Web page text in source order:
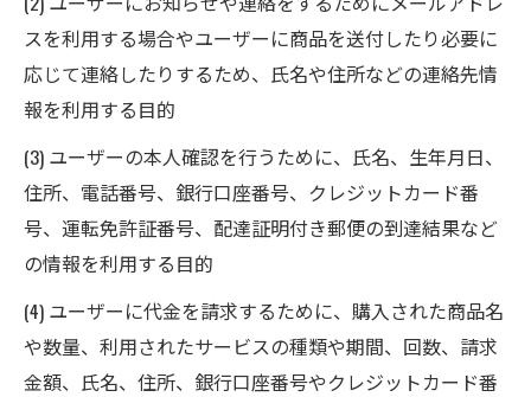
スを利用する場合やユーザーに商品を送付したり必要に
応じて連絡したりするため、氏名や住所などの連絡先情
報を利用する目的
(3) ユーザーの本人確認を行うために、氏名、生年月日、
住所、電話番号、銀行口座番号、クレジットカード番
号、運転免許証番号、配達証明付き郵便の到達結果など
の情報を利用する目的
(4) ユーザーに代金を請求するために、購入された商品名
や数量、利用されたサービスの種類や期間、回数、請求
金額、氏名、住所、銀行口座番号やクレジットカード番